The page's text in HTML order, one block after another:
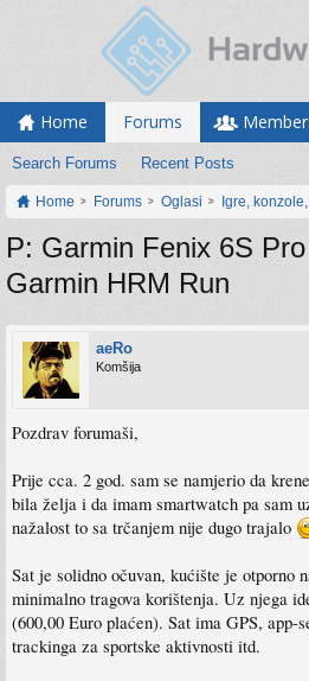
Home Forums
Search Forums Recent Posts
Home Forums Oglasi Igre,
P: Garmin Fenix 6S
Garmin HRM Run
aeRo
Komšija
Pozdrav forumaši,
Prije cca. 2 god. sam se namjerio da
bila želja i da imam smartwatch pa sam
nažalost to sa trčanjem nije dugo trajalo
Sat je solidno očuvan, kućište je otporno
minimalno tragova korištenja. Uz njega
(600,00 Euro plaćen). Sat ima GPS, app-
trackinga za sportske aktivnosti itd.